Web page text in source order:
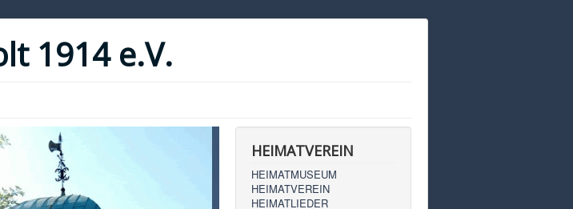
1914 e.V.
HEIMATVEREIN
HEIMATMUSEUM
HEIMATVEREIN
HEIMATLIEDER